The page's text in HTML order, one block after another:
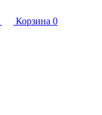
Корзина 0